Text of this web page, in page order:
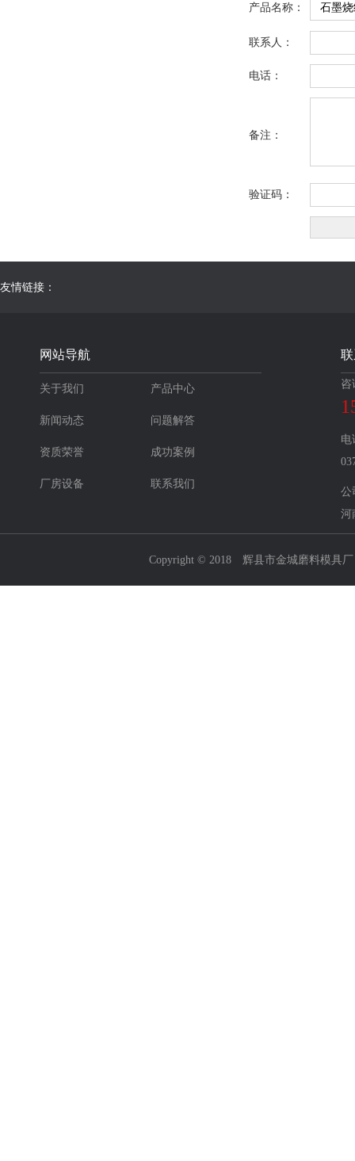
产品名称：
联系人：
电话：
备注：
验证码：
友情链接：
网站导航
关于我们 产品中心
新闻动态 问题解答
资质荣誉 成功案例
厂房设备 联系我们
咨
电
公
河
Copyright © 2018 辉县市金城磨料模具